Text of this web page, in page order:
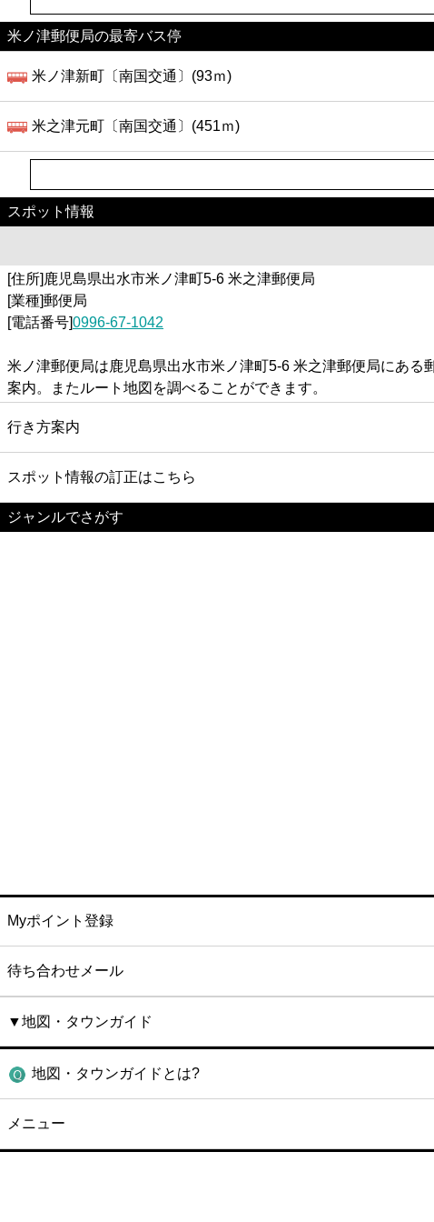
米ノ津郵便局の最寄バス停
米ノ津新町〔南国交通〕(93ｍ)
米之津元町〔南国交通〕(451ｍ)
スポット情報
[住所]鹿児島県出水市米ノ津町5-6 米之津郵便局
[業種]郵便局
[電話番号]0996-67-1042
米ノ津郵便局は鹿児島県出水市米ノ津町5-6 米之津郵便局にあ
案内。またルート地図を調べることができます。
行き方案内
スポット情報の訂正はこちら
ジャンルでさがす
Myポイント登録
待ち合わせメール
▼地図・タウンガイド
地図・タウンガイドとは?
メニュー